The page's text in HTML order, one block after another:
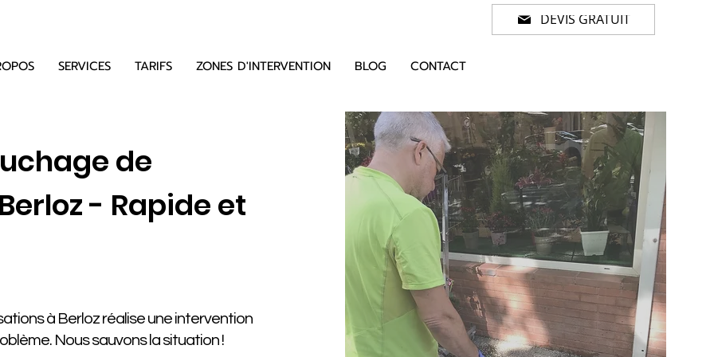
DEVIS GRATUIT
SERVICES TARIFS ZONES D'INTERVENTION BLOG CONTACT
de
- Rapide et
à Berloz réalise une intervention
Nous sauvons la situation !